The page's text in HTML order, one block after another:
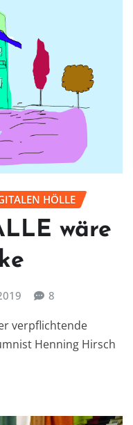
HÖLLE
wäre
8
verpflichtende
Henning Hirsch